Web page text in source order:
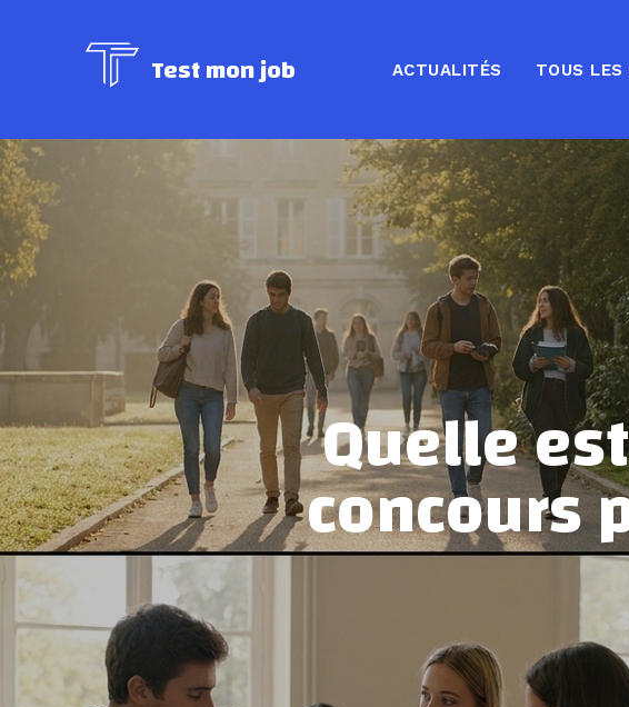
Test mon job ACTUALITÉS TOUS LES
Quelle
concours